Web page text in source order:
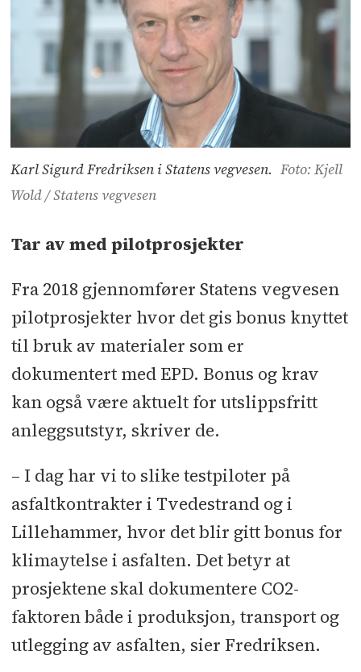
Karl Sigurd Fredriksen i Statens vegvesen. Foto: Kjell
Wold / Statens vegvesen
Tar av med pilotprosjekter
Fra 2018 gjennomfører Statens vegvesen
pilotprosjekter hvor det gis bonus knyttet
til bruk av materialer som er
dokumentert med EPD. Bonus og krav
kan også være aktuelt for utslippsfritt
anleggsutstyr, skriver de.
– I dag har vi to slike testpiloter på
asfaltkontrakter i Tvedestrand og i
Lillehammer, hvor det blir gitt bonus for
klimaytelse i asfalten. Det betyr at
prosjektene skal dokumentere CO2-
faktoren både i produksjon, transport og
utlegging av asfalten, sier Fredriksen.